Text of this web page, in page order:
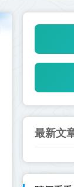
最新文